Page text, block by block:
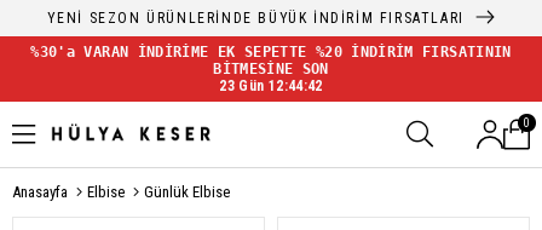
YENİ SEZON FIRSATLARI BAŞLADI!
%30'a VARAN İNDİRİME EK SEPETTE %20 İNDİRİM FIRSATININ
BİTMESİNE SON
23 Gün 12:44:38
0
Anasayfa Elbise Günlük Elbise